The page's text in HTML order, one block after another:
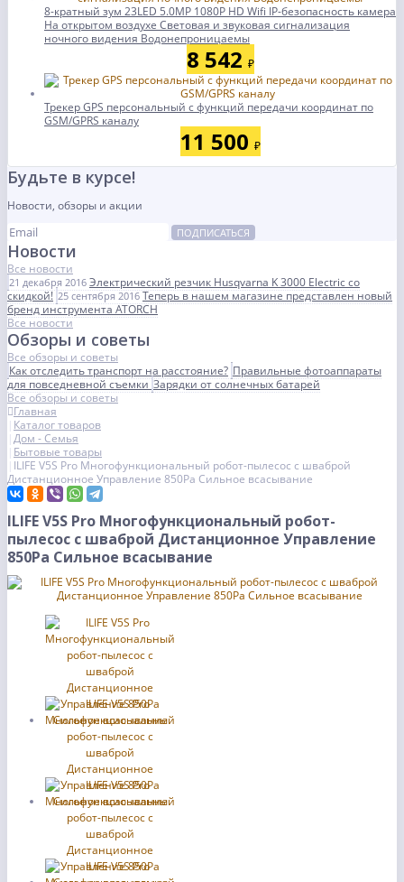
8-кратный зум 23LED 5.0MP 1080P HD Wifi IP-безопасность камера
На открытом воздухе Световая и звуковая сигнализация
ночного видения Водонепроницаемы
8 542 ₽
Трекер GPS персональный с функций передачи координат по
GSM/GPRS каналу
11 500 ₽
Будьте в курсе!
Новости, обзоры и акции
ПОДПИСАТЬСЯ
Новости
Все новости
21 декабря 2016 Электрический резчик Husqvarna K 3000 Electric со
скидкой! 25 сентября 2016 Теперь в нашем магазине представлен новый
бренд инструмента ATORCH
Все новости
Обзоры и советы
Все обзоры и советы
Как отследить транспорт на расстояние? Правильные фотоаппараты
для повседневной съемкиЗарядки от солнечных батарей
Все обзоры и советы
Главная
Каталог товаров
Дом - Семья
Бытовые товары
ILIFE V5S Pro Многофункциональный робот-пылесос с шваброй
Дистанционное Управление 850Pa Сильное всасывание
ILIFE V5S Pro Многофункциональный робот-
пылесос с шваброй Дистанционное Управление
850Pa Сильное всасывание